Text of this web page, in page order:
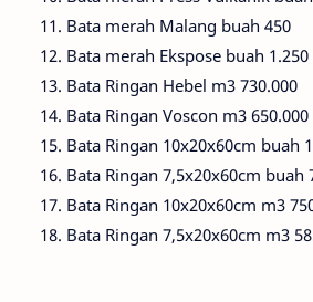
Bata merah Malang buah 450
Bata merah Ekspose buah 1.250
Bata Ringan Hebel m3 730.000
Bata Ringan Voscon m3 650.000
Bata Ringan 10x20x60cm buah
Bata Ringan 7,5x20x60cm buah
Bata Ringan 10x20x60cm m3
Bata Ringan 7,5x20x60cm m3